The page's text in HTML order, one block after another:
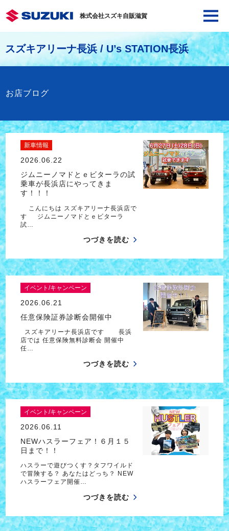
株式会社スズキ自販滋賀
スズキアリーナ長浜 / U’s STATION長浜
お店ブログ
新車情報
2026.06.22
ジムニーノマドとｅビターラの試
乗車が長浜店にやってきま
す！！！
こんにちは スズキアリーナ長浜店で
す ジムニーノマドとｅビターラ
試…
つづきを読む
イベント/キャンペーン
2026.06.21
任意保険証券診断会開催中
スズキアリーナ長浜店です 長浜
店では 任意保険無料診断会 開催中
任…
つづきを読む
イベント/キャンペーン
2026.06.11
NEWハスラーフェア！６月１５
日まで！！
ハスラーで遊びつくす？タフワイルド
で冒険する？ あなたはどっち？ NEW
ハスラーフェア開催…
つづきを読む